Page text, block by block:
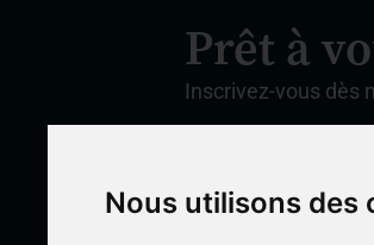
Nous utilisons des
Prêt à
Inscrivez-vous dès